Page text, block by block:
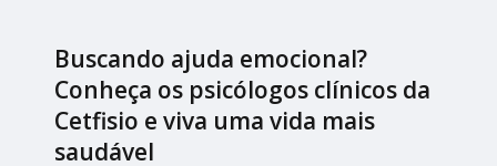
Buscando ajuda emocional?
Conheça os psicólogos clínicos da
Cetfisio e viva uma vida mais
saudável